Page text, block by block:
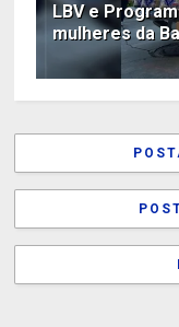
LBV e
mulheres da